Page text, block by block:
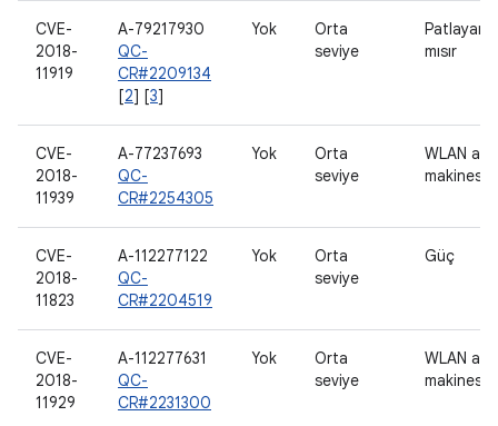
CVE-
2018-
11919
A-79217930
QC-
CR#2209134
[2] [3]
Yok
Orta
seviye
Patlayan
mısır
CVE-
2018-
11939
A-77237693
QC-
CR#2254305
Yok
Orta
seviye
WLAN ana
makinesi
CVE-
2018-
11823
A-112277122
QC-
CR#2204519
Yok
Orta
seviye
Güç
CVE-
2018-
11929
A-112277631
QC-
CR#2231300
Yok
Orta
seviye
WLAN ana
makinesi